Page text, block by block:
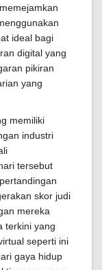
ideal bagi
digital yang
pikiran
yang
memiliki
industri
tersebut
skor judi
mereka
terkini yang
seperti ini
gaya hidup